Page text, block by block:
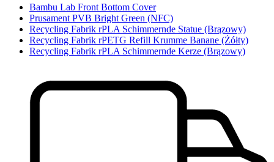
Bambu Lab Front Bottom Cover
Prusament PVB Bright Green (NFC)
Recycling Fabrik rPLA Schimmernde Statue (Brązowy)
Recycling Fabrik rPETG Refill Krumme Banane (Żółty)
Recycling Fabrik rPLA Schimmernde Kerze (Brązowy)